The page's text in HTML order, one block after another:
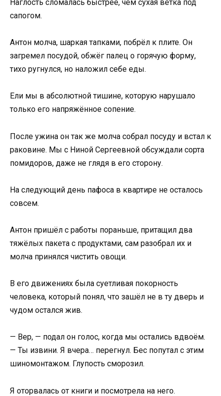
Наглость сломалась быстрее, чем сухая ветка под
сапогом.
Антон молча, шаркая тапками, побрёл к плите. Он
загремел посудой, обжёг палец о горячую форму,
тихо ругнулся, но наложил себе еды.
Ели мы в абсолютной тишине, которую нарушало
только его напряжённое сопение.
После ужина он так же молча собрал посуду и встал к
раковине. Мы с Ниной Сергеевной обсуждали сорта
помидоров, даже не глядя в его сторону.
На следующий день пафоса в квартире не осталось
совсем.
Антон пришёл с работы пораньше, притащил два
тяжёлых пакета с продуктами, сам разобрал их и
молча принялся чистить овощи.
В его движениях была суетливая покорность
человека, который понял, что зашёл не в ту дверь и
чудом остался жив.
— Вер, — подал он голос, когда мы остались вдвоём.
— Ты извини. Я вчера… перегнул. Бес попутал с этим
шиномонтажом. Глупость сморозил.
Я оторвалась от книги и посмотрела на него.